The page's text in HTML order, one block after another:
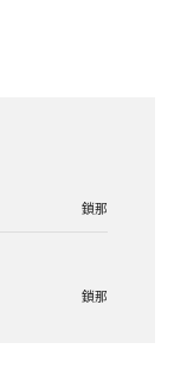
鎖那
鎖那